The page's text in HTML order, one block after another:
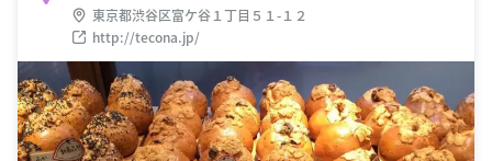
東京都渋谷区富ケ谷１丁目５１-１２
http://tecona.jp/